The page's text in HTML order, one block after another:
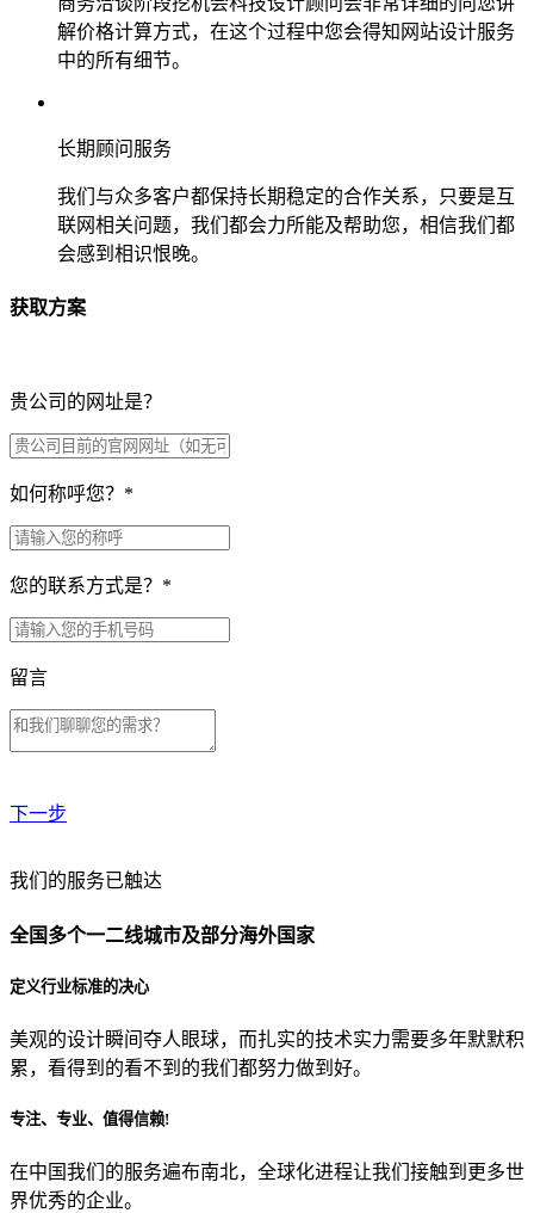
解价格计算方式，在这个过程中您会得知网站设计服务
中的所有细节。
长期顾问服务
我们与众多客户都保持长期稳定的合作关系，只要是互
联网相关问题，我们都会力所能及帮助您，相信我们都
会感到相识恨晚。
获取方案
贵公司的网址是？
如何称呼您？ *
您的联系方式是？ *
留言
下一步
贵公司预算范围是？
贵公司的团队规模是？
目前主要的营销渠道是？
我们的服务已触达
全国多个一二线城市及部分海外国家
定义行业标准的决心
美观的设计瞬间夺人眼球，而扎实的技术实力需要多年默默积
累，看得到的看不到的我们都努力做到好。
专注、专业、值得信赖!
在中国我们的服务遍布南北，全球化进程让我们接触到更多世
界优秀的企业。